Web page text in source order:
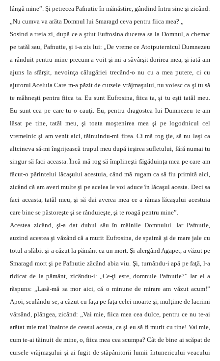
lângă mine”. Şi petrecea Pafnutie în mănăstire, gândind întru sine şi zicând:
„Nu cumva va arăta Domnul lui Smaragd ceva pentru fiica mea? „
Sosind a treia zi, după ce a ştiut Eufrosina ducerea sa la Domnul, a chemat
pe tatăl sau, Pafnutie, şi i-a zis lui: „De vreme ce Atotputernicul Dumnezeu
a rânduit pentru mine precum a voit şi mi-a săvârşit dorirea mea, şi iată am
ajuns la sfârşit, nevoinţa călugăriei trecând-o nu cu a mea putere, ci cu
ajutorul Aceluia Care m-a păzit de cursele vrăjmaşului, nu voiesc ca şi tu să
te mâhneşti pentru fiica ta. Eu sunt Eufrosina, fiica ta, şi tu eşti tatăl meu.
Eu sunt cea pe care tu o cauţi. Eu, pentru dragostea lui Dumnezeu te-am
lăsat pe tine, tatăl meu, şi toata moştenirea mea şi pe logodnicul cel
vremelnic şi am venit aici, tăinuindu-mi firea. Ci mă rog ţie, să nu laşi ca
altcineva să-mi îngrijească trupul meu după ieşirea sufletului, fără numai tu
singur să faci aceasta. Încă mă rog să împlineşti făgăduinţa mea pe care am
făcut-o părintelui lăcaşului acestuia, când mă rugam ca să fiu primită aici,
zicând că am averi multe şi pe acelea le voi aduce în lăcaşul acesta. Deci sa
faci aceasta, tatăl meu, şi să dai averea mea ce a rămas lăcaşului acestuia
care bine se păstoreşte şi se rânduieşte, şi te roagă pentru mine”.
Acestea zicând, şi-a dat duhul său în mâinile Domnului. Iar Pafnutie,
auzind acestea şi văzând că a murit Eufrosina, de spaimă şi de mare jale cu
totul a slăbit şi a căzut la pământ ca un mort. Şi alergând Agapet, a văzut pe
Smaragd mort şi pe Pafnutie zăcând abia viu. Şi, turnându-i apă pe faţă, l-a
ridicat de la pământ, zicându-i: „Ce-ţi este, domnule Pafnutie?” Iar el a
răspuns: „Lasă-mă sa mor aici, că o minune de mirare am văzut acum!”
Apoi, sculându-se, a căzut cu faţa pe faţa celei moarte şi, mulţime de lacrimi
vărsând, plângea, zicând: „Vai mie, fiica mea cea dulce, pentru ce nu te-ai
arătat mie mai înainte de ceasul acesta, ca şi eu să fi murit cu tine! Vai mie,
cum te-ai tăinuit de mine, o, fiica mea cea scumpa? Cât de bine ai scăpat de
cursele vrăjmaşului şi ai fugit de stăpânitorii lumii întunericului veacului